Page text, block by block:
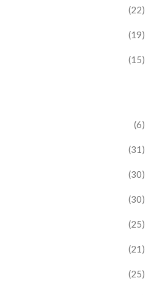
(22)
(19)
(15)
(6)
(31)
(30)
(30)
(25)
(21)
(25)